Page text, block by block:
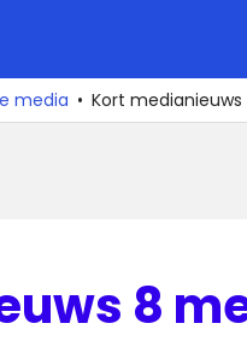
media Kort medianieuws
8